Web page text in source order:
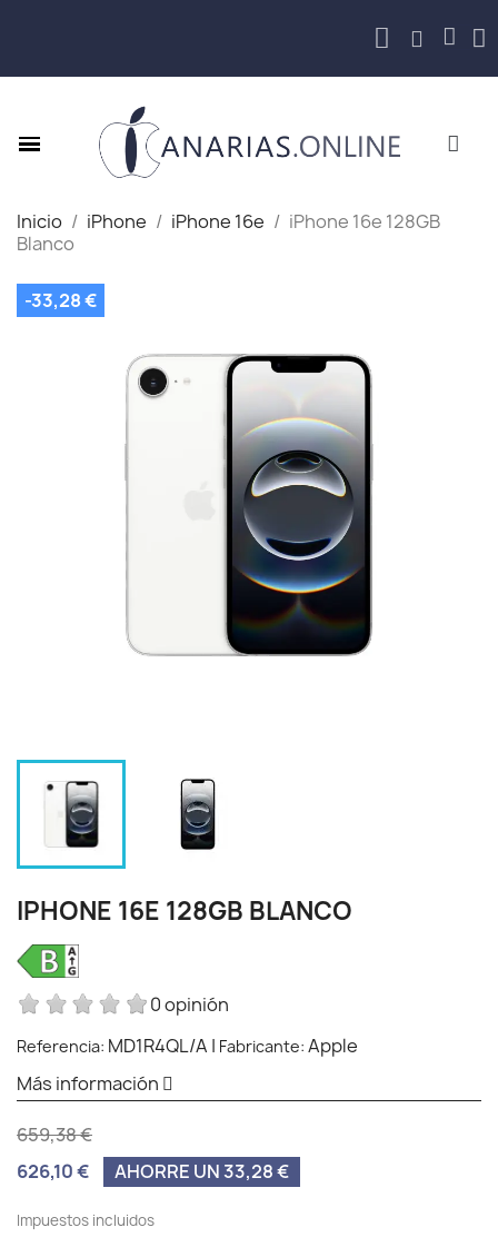
Inicio iPhone iPhone 16e
iPhone 16e 128GB
Blanco
-33,28 €
IPHONE 16E 128GB BLANCO
0 opinión
Referencia: MD1R4QL/A | Fabricante: Apple
Más información
659,38 €
626,10 €
AHORRE UN 33,28 €
Impuestos incluidos